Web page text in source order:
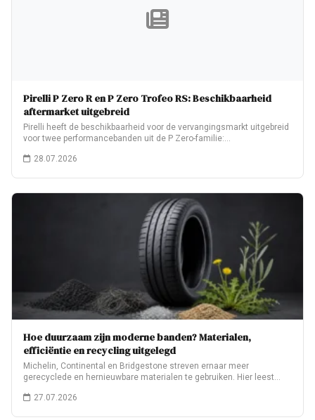
Pirelli P Zero R en P Zero Trofeo RS: Beschikbaarheid
aftermarket uitgebreid
Pirelli heeft de beschikbaarheid voor de vervangingsmarkt uitgebreid
voor twee performancebanden uit de P Zero-familie:…
28.07.2026
Hoe duurzaam zijn moderne banden? Materialen,
efficiëntie en recycling uitgelegd
Michelin, Continental en Bridgestone streven ernaar meer
gerecyclede en hernieuwbare materialen te gebruiken. Hier leest…
27.07.2026